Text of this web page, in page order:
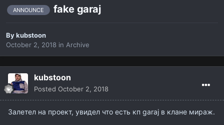
ANNOUNCE fake garaj
Bykubstoon
October 2, 2018 in Archive
kubstoon
Posted October 2, 2018
Залетел на проект, увидел что есть кп garaj в клане мираж.